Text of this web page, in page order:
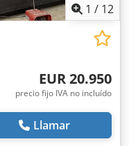
1 / 12
EUR 20.950
precio fijo IVA no incluído
Llamar